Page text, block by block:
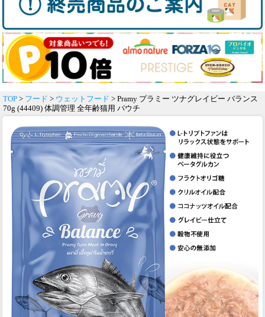
TOP > フード > ウェットフード > Pramy プラミー ツナグレイビー バランス
70g (44409) 体調管理 全年齢猫用 パウチ